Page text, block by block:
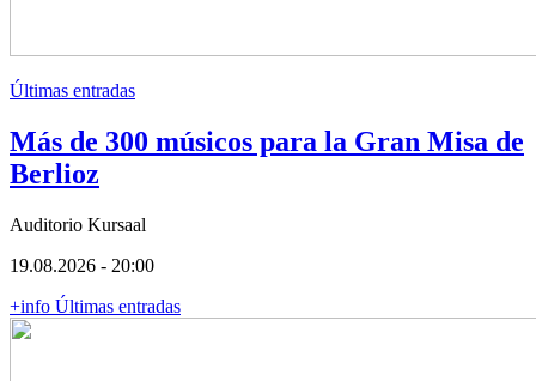
Últimas entradas
Más de 300 músicos para la Gran Misa de
Berlioz
Auditorio Kursaal
19.08.2026 - 20:00
+info Últimas entradas